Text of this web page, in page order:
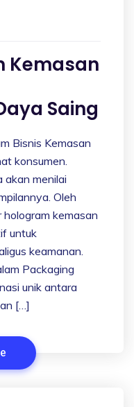
Kemasan
Saing
Bisnis Kemasan
konsumen.
akan menilai
Oleh
kemasan
untuk
keamanan.
Packaging
unik antara
[…]